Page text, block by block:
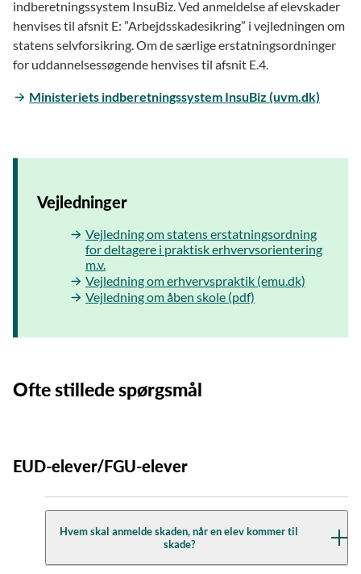
indberetningssystem InsuBiz. Ved anmeldelse af elevskader
henvises til afsnit E: ”Arbejdsskadesikring” i vejledningen om
statens selvforsikring. Om de særlige erstatningsordninger
for uddannelsessøgende henvises til afsnit E.4.
Ministeriets indberetningssystem InsuBiz (uvm.dk)
Vejledninger
Vejledning om statens erstatningsordning
for deltagere i praktisk erhvervsorientering
m.v.
Vejledning om erhvervspraktik (emu.dk)
Vejledning om åben skole (pdf)
Ofte stillede spørgsmål
EUD-elever/FGU-elever
Hvem skal anmelde skaden, når en elev kommer til
skade?